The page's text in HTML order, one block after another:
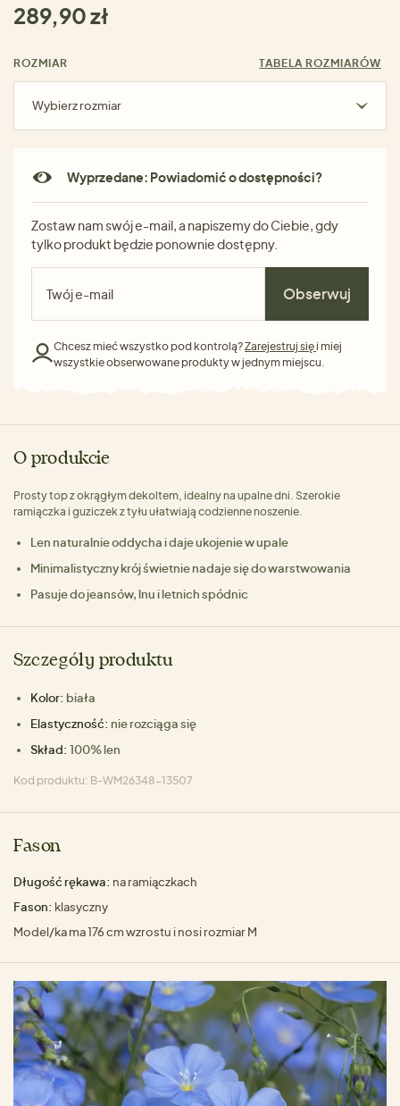
289,90 zł
ROZMIAR TABELA ROZMIARÓW
Wybierz rozmiar
Wyprzedane: Powiadomić o dostępności?
Zostaw nam swój e-mail, a napiszemy do Ciebie, gdy
tylko produkt będzie ponownie dostępny.
Obserwuj
Chcesz mieć wszystko pod kontrolą?Zarejestruj sięi miej
wszystkie obserwowane produkty w jednym miejscu.
O produkcie
Prosty top z okrągłym dekoltem, idealny na upalne dni. Szerokie
ramiączka i guziczek z tyłu ułatwiają codzienne noszenie.
Len naturalnie oddycha i daje ukojenie w upale
Minimalistyczny krój świetnie nadaje się do warstwowania
Pasuje do jeansów, lnu i letnich spódnic
Szczegóły produktu
Kolor: biała
Elastyczność: nie rozciąga się
Skład: 100% len
Kod produktu: B-WM26348-13507
Fason
Długość rękawa: na ramiączkach
Fason: klasyczny
Model/ka ma 176 cm wzrostu i nosi rozmiar M